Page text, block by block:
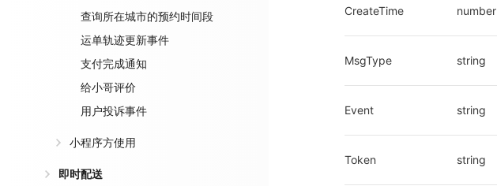
查询所在城市的预约时间段
运单轨迹更新事件
支付完成通知
给小哥评价
用户投诉事件
小程序方使用
即时配送
CreateTime number
MsgType string
Event string
Token string